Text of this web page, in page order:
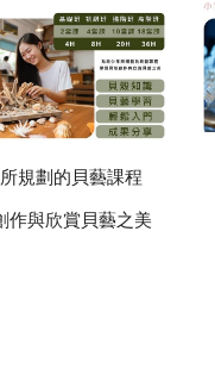
規劃的貝藝課程
作與欣賞貝藝之美